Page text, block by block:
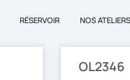
RÉSERVOIR NOS ATELIERS
OL2346